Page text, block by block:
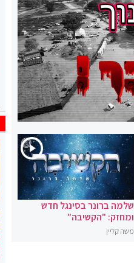
שלמה ברונר בסינגל חדש
ומחזק: "הקשיבה"
משה קליין